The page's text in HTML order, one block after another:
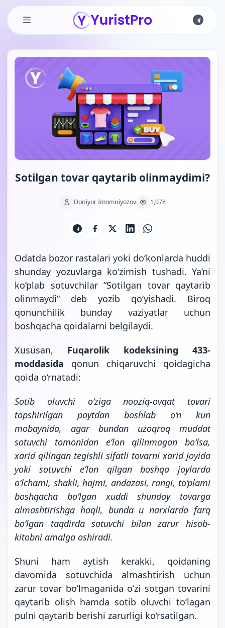
Skip to main content
Sotilgan tovar qaytarib olinmaydimi?
Doniyor Imomniyozov 1,078
Odatda bozor rastalari yoki do‘konlarda huddi
shunday yozuvlarga ko‘zimish tushadi. Ya’ni
ko‘plab sotuvchilar “Sotilgan tovar qaytarib
olinmaydi” deb yozib qo‘yishadi. Biroq
qonunchilik bunday vaziyatlar uchun
boshqacha qoidalarni belgilaydi.
Xususan, Fuqarolik kodeksining 433-
moddasida qonun chiqaruvchi qoidagicha
qoida o‘rnatadi:
Sotib oluvchi o‘ziga nooziq-ovqat tovari
topshirilgan paytdan boshlab o‘n kun
mobaynida, agar bundan uzoqroq muddat
sotuvchi tomonidan e’lon qilinmagan bo‘lsa,
xarid qilingan tegishli sifatli tovarni xarid joyida
yoki sotuvchi e’lon qilgan boshqa joylarda
o‘lchami, shakli, hajmi, andazasi, rangi, to‘plami
boshqacha bo‘lgan xuddi shunday tovarga
almashtirishga haqli, bunda u narxlarda farq
bo‘lgan taqdirda sotuvchi bilan zarur hisob-
kitobni amalga oshiradi.
Shuni ham aytish kerakki, qoidaning
davomida sotuvchida almashtirish uchun
zarur tovar bo‘lmaganida o‘zi sotgan tovarini
qaytarib olish hamda sotib oluvchi to‘lagan
pulni qaytarib berishi zarurligi ko‘rsatilgan.